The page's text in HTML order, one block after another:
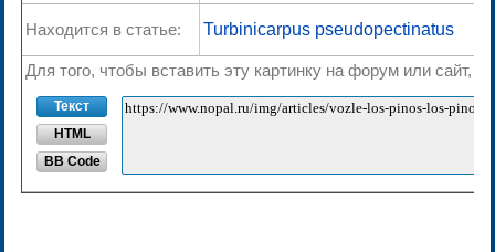
Находится в статье: Turbinicarpus pseudopectinatus
Для того, чтобы вставить эту картинку на форум или сайт,
Текст
HTML
BB Code